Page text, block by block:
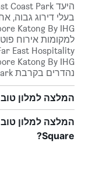
נהדרים בקרבת East Coast Park.
המלצה למלון
Square?